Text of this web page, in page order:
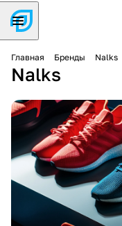
Главная Бренды Nalks
Nalks